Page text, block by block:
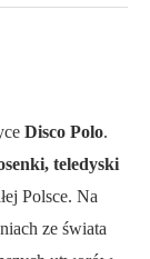
Disco Polo.
teledyski
Polsce. Na
ze świata